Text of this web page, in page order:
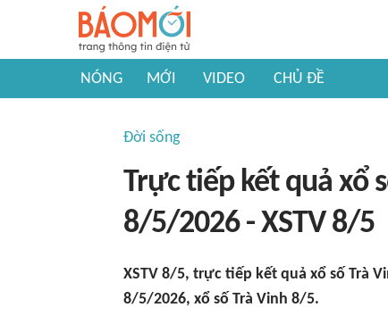
NÓNG MỚI VIDEO CHỦ ĐỀ
Đời sống
Trực tiếp kết quả xổ
8/5/2026 - XSTV 8/5
XSTV 8/5, trực tiếp kết quả xổ số Trà
8/5/2026, xổ số Trà Vinh 8/5.